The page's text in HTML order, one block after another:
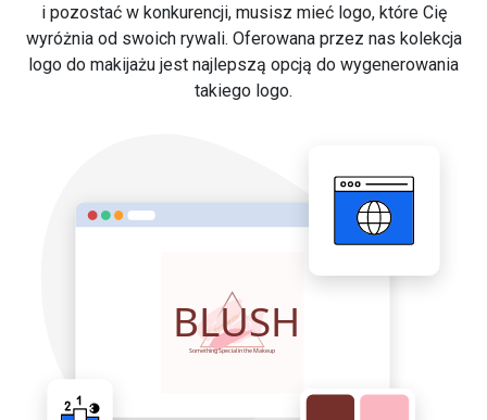
i pozostać w konkurencji, musisz mieć logo, które Cię
wyróżnia od swoich rywali. Oferowana przez nas kolekcja
logo do makijażu jest najlepszą opcją do wygenerowania
takiego logo.